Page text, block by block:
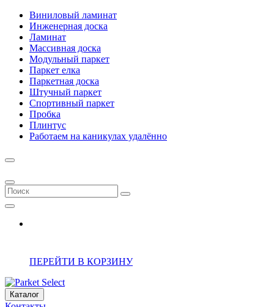
Виниловый ламинат
Инженерная доска
Ламинат
Массивная доска
Модульный паркет
Паркет елка
Паркетная доска
Штучный паркет
Спортивный паркет
Пробка
Плинтус
Работаем на каникулах удалённо
ПЕРЕЙТИ В КОРЗИНУ
Каталог